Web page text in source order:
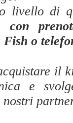
livello di
con
o
il
e